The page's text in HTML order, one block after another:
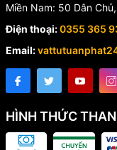
Miền Nam: 50 Dân
Điện thoại:0355 365
Email:
HÌNH THỨC